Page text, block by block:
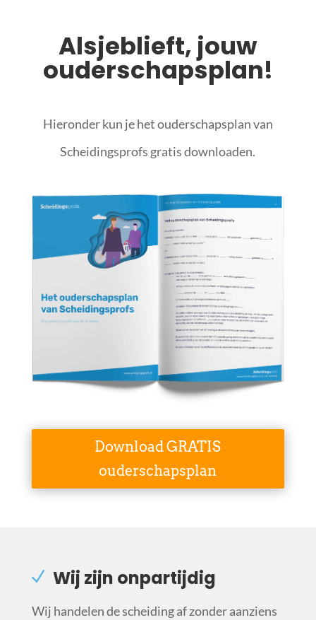
Alsjeblieft, jouw
ouderschapsplan!
Hieronder kun je het ouderschapsplan van
Scheidingsprofs gratis downloaden.
Download GRATIS
ouderschapsplan
Wij zijn onpartijdig
Wij handelen de scheiding af zonder aanziens